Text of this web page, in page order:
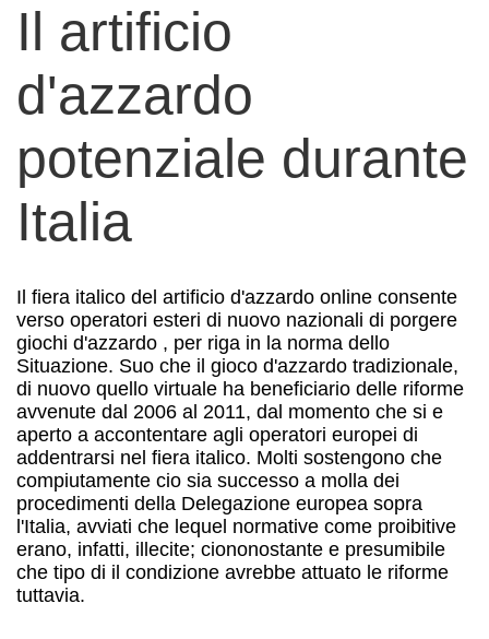
Il artificio
d'azzardo
potenziale durante
Italia
Il fiera italico del artificio d'azzardo online consente
verso operatori esteri di nuovo nazionali di porgere
giochi d'azzardo , per riga in la norma dello
Situazione. Suo che il gioco d'azzardo tradizionale,
di nuovo quello virtuale ha beneficiario delle riforme
avvenute dal 2006 al 2011, dal momento che si e
aperto a accontentare agli operatori europei di
addentrarsi nel fiera italico. Molti sostengono che
compiutamente cio sia successo a molla dei
procedimenti della Delegazione europea sopra
l'Italia, avviati che lequel normative come proibitive
erano, infatti, illecite; ciononostante e presumibile
che tipo di il condizione avrebbe attuato le riforme
tuttavia.